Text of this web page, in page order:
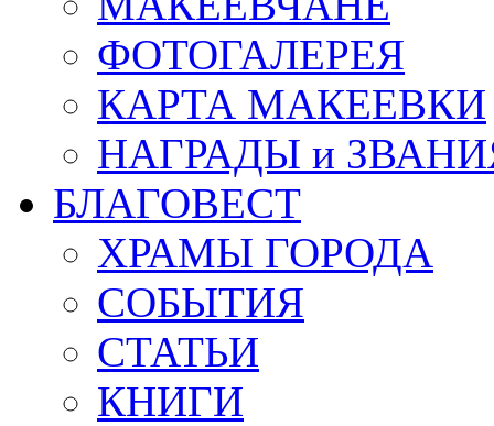
ФОТОГАЛЕРЕЯ
КАРТА МАКЕЕВКИ
НАГРАДЫ и
БЛАГОВЕСТ
ХРАМЫ ГОРОДА
СОБЫТИЯ
СТАТЬИ
КНИГИ